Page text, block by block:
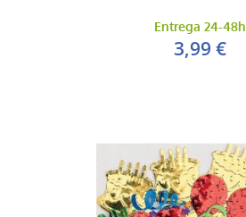
Entrega 24-48h
3,99 €